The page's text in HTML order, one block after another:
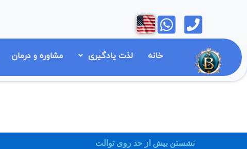
محتوا
Open
Open
خانه لذت یادگیری مشاوره و درمان
نشستن بیش از حد روی توالت